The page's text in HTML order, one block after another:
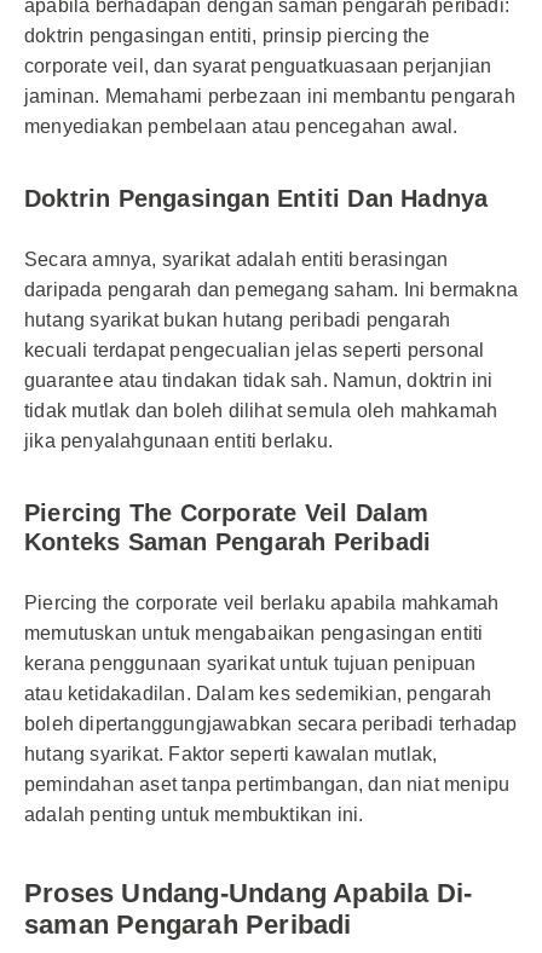
apabila berhadapan dengan saman pengarah peribadi:
doktrin pengasingan entiti, prinsip piercing the
corporate veil, dan syarat penguatkuasaan perjanjian
jaminan. Memahami perbezaan ini membantu pengarah
menyediakan pembelaan atau pencegahan awal.
Doktrin Pengasingan Entiti Dan Hadnya
Secara amnya, syarikat adalah entiti berasingan
daripada pengarah dan pemegang saham. Ini bermakna
hutang syarikat bukan hutang peribadi pengarah
kecuali terdapat pengecualian jelas seperti personal
guarantee atau tindakan tidak sah. Namun, doktrin ini
tidak mutlak dan boleh dilihat semula oleh mahkamah
jika penyalahgunaan entiti berlaku.
Piercing The Corporate Veil Dalam
Konteks Saman Pengarah Peribadi
Piercing the corporate veil berlaku apabila mahkamah
memutuskan untuk mengabaikan pengasingan entiti
kerana penggunaan syarikat untuk tujuan penipuan
atau ketidakadilan. Dalam kes sedemikian, pengarah
boleh dipertanggungjawabkan secara peribadi terhadap
hutang syarikat. Faktor seperti kawalan mutlak,
pemindahan aset tanpa pertimbangan, dan niat menipu
adalah penting untuk membuktikan ini.
Proses Undang-Undang Apabila Di­
saman Pengarah Peribadi